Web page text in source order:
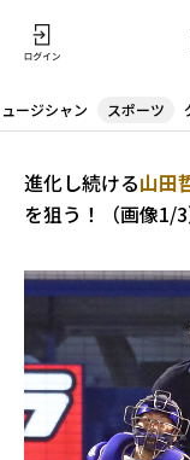
ージシャン スポーツ
進化し続ける山田
を狙う！（画像1/3